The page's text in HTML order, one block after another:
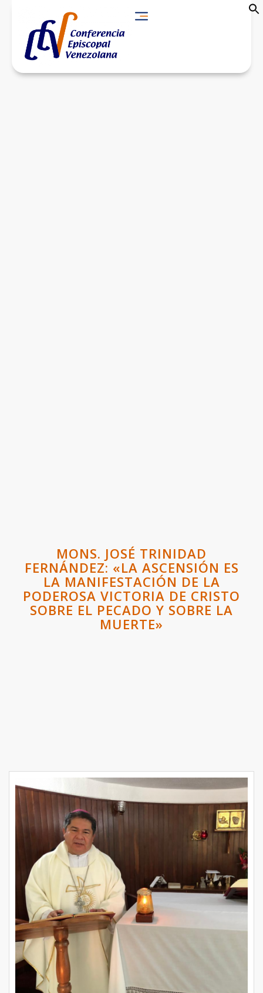
MONS. JOSÉ TRINIDAD
FERNÁNDEZ: «LA ASCENSIÓN ES
LA MANIFESTACIÓN DE LA
PODEROSA VICTORIA DE CRISTO
SOBRE EL PECADO Y SOBRE LA
MUERTE»